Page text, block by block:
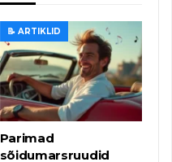
📝 ARTIKLID
Parimad
sõidumarsruudid